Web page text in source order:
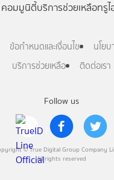
Follow us
© True Digital Group Company
All rights reserved
คอมมูนิตี้บริการช่วยเหลือทรูไ
ข้อกำหนดและเงื่อนไข
นโย
บริการช่วยเหลือ
ติดต่อเรา